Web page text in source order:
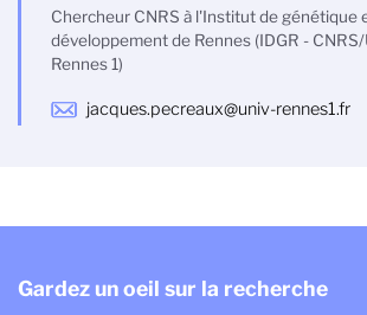
Chercheur CNRS à l'Institut de génétique
développement de Rennes (IDGR -
Rennes 1)
jacques.pecreaux@univ-rennes1.fr
Gardez un oeil sur la recherche